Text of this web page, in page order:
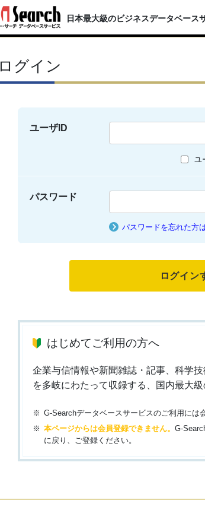
日本最大級のビジネスデータベース
ログイン
ユーザID
ユ
パスワード
パスワードを忘れた方
はじめてご利用の方へ
企業与信情報や新聞雑誌・記事、科学
を多岐にわたって収録する、国内最大
G-Searchデータベースサービスのご利用には
本ページからは会員登録できません。G-
に戻り、ご登録ください。